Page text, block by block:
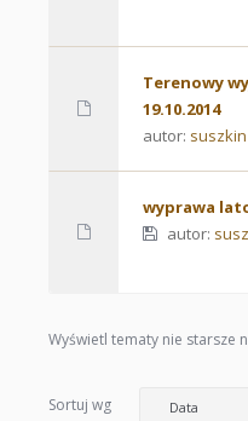
Terenowy
19.10.2014
autor: suszkin
wyprawa
autor:
Wyświetl tematy nie starsze
Sortuj wg